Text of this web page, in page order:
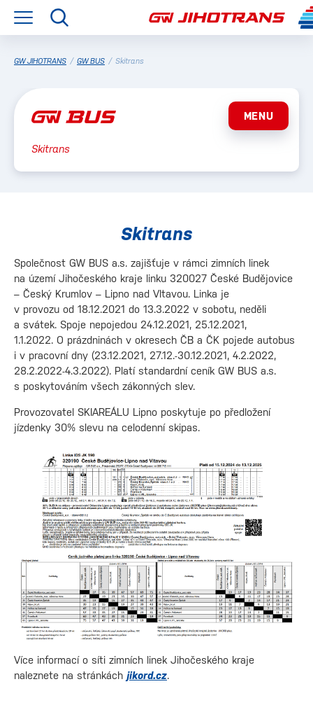
GW JIHOTRANS / GW BUS / Skitrans
Skitrans
MENU
Skitrans
Společnost GW BUS a.s. zajišťuje v rámci zimních linek
na území Jihočeského kraje linku 320027 České Budějovice
– Český Krumlov – Lipno nad Vltavou. Linka je
v provozu od 18.12.2021 do 13.3.2022 v sobotu, neděli
a svátek. Spoje nepojedou 24.12.2021, 25.12.2021,
1.1.2022. O prázdninách v okresech ČB a ČK pojede autobus
i v pracovní dny (23.12.2021, 27.12.-30.12.2021, 4.2.2022,
28.2.2022-4.3.2022). Platí standardní ceník GW BUS a.s.
s poskytováním všech zákonných slev.
Provozovatel SKIAREÁLU Lipno poskytuje po předložení
jízdenky 30% slevu na celodenní skipas.
Více informací o síti zimních linek Jihočeského kraje
naleznete na stránkách jikord.cz.